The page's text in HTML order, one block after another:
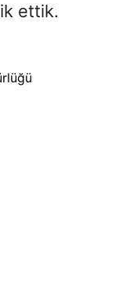
ettik.